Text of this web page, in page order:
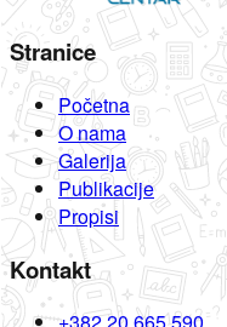
Stranice
Početna
O nama
Galerija
Publikacije
Propisi
Kontakt